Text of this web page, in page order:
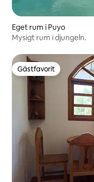
Eget rum i Puyo
Mysigt rum i djungeln.
Gästfavorit
Gästfavorit